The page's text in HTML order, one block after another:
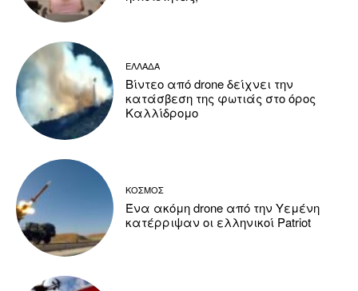
ΕΛΛΑΔΑ
Βίντεο από drone δείχνει την
κατάσβεση της φωτιάς στο όρος
Καλλίδρομο
ΚΟΣΜΟΣ
Ένα ακόμη drone από την Υεμένη
κατέρριψαν οι ελληνικοί Patriot